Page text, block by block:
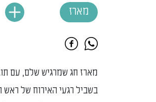
מארז
מארז חג שמרגיש שלם, עם
בשביל רגעי האירוח של ראש